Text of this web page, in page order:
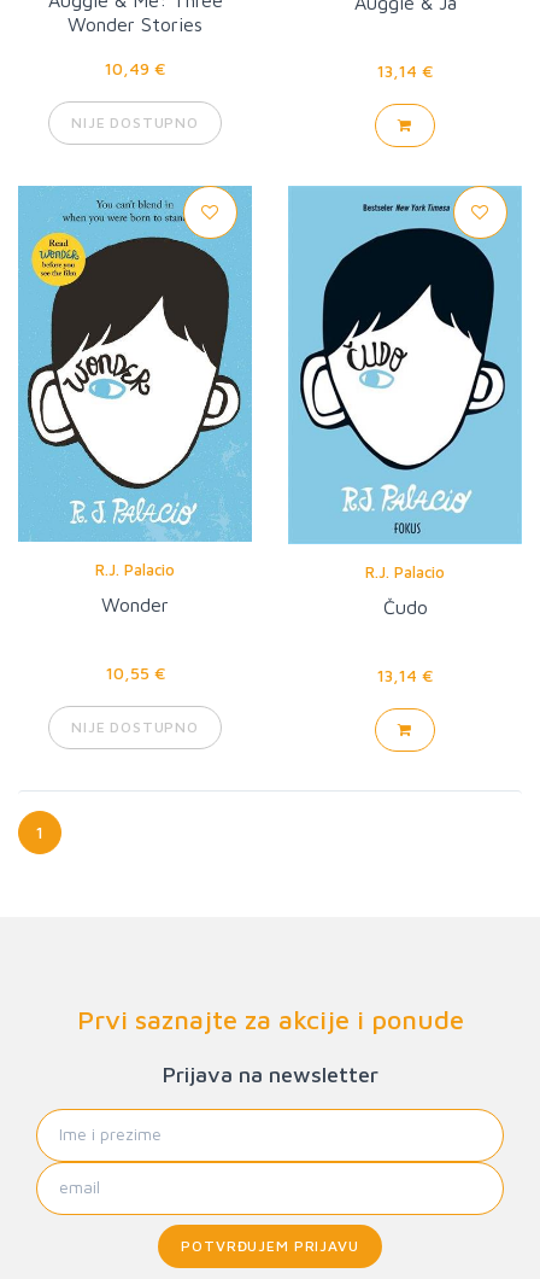
Wonder Stories
10,49 €
NIJE DOSTUPNO
13,14 €
R.J. Palacio
Wonder
10,55 €
NIJE DOSTUPNO
R.J. Palacio
Čudo
13,14 €
1
Prvi saznajte za akcije i ponude
Prijava na newsletter
POTVRĐUJEM PRIJAVU